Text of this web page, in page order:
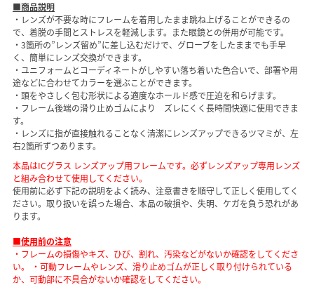
■商品説明
・レンズが不要な時にフレームを着用したまま跳ね上げることができるの
で、着脱の手間とストレスを軽減します。また眼鏡との併用が可能です。
・3箇所の”レンズ留め”に差し込むだけで、グローブをしたままでも手早
く、簡単にレンズ交換ができます。
・ユニフォームとコーディネートがしやすい落ち着いた色合いで、部署や用
途などに合わせてカラーを選ぶことができます。
・頭をやさしく包む形状による適度なホールド感で圧迫を和らげます。
・フレーム後端の滑り止めゴムにより ズレにくく長時間快適に使用できま
す。
・レンズに指が直接触れることなく清潔にレンズアップできるツマミが、左
右2箇所ずつあります。
本品はICグラス レンズアップ用フレームです。必ずレンズアップ専用レンズ
と組み合わせて使用してください。
使用前に必ず下記の説明をよく読み、注意書きを順守して正しく使用してく
ださい。取り扱いを誤った場合、本品の破損や、失明、ケガを負う恐れがあ
ります。
■使用前の注意
・フレームの損傷やキズ、ひび、割れ、汚染などがないか確認をしてくださ
い。 ・可動フレームやレンズ、滑り止めゴムが正しく取り付けられている
か、可動部に不具合がないか確認をしてください。